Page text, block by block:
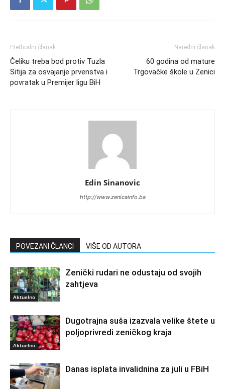
Prethodni članak
Čeliku treba bod protiv Tuzla
Sitija za osvajanje prvenstva i
povratak u Premijer ligu BiH
Naredni članak
60 godina od mature
Trgovačke škole u Zenici
Edin Sinanovic
http://www.zenicainfo.ba
POVEZANI ČLANCI VIŠE OD AUTORA
Aktuelno
Zenički rudari ne odustaju od svojih
zahtjeva
Aktuelno
Dugotrajna suša izazvala velike štete u
poljoprivredi zeničkog kraja
Danas isplata invalidnina za juli u FBiH